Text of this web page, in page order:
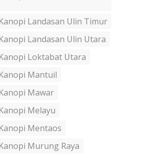
Landasan Ulin Timur
Landasan Ulin Utara
Loktabat Utara
Mantuil
Mawar
Melayu
Mentaos
Murung Raya